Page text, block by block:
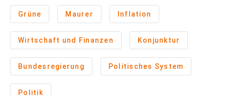
Grüne Maurer Inflation
Wirtschaft und Finanzen Konjunktur
Bundesregierung Politisches System
Politik